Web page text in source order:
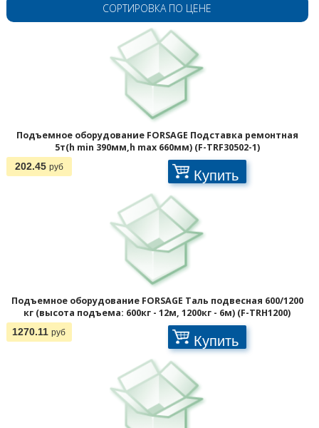
СОРТИРОВКА ПО ЦЕНЕ
Подъемное оборудование FORSAGE Подставка ремонтная
5т(h min 390мм,h max 660мм) (F-TRF30502-1)
202.45 руб Купить
Подъемное оборудование FORSAGE Таль подвесная 600/1200
кг (высота подъема: 600кг - 12м, 1200кг - 6м) (F-TRH1200)
1270.11 руб Купить